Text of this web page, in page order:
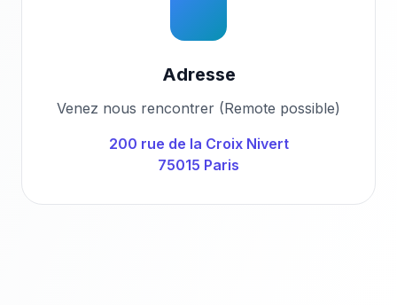
Adresse
Venez nous rencontrer (Remote possible)
200 rue de la Croix Nivert
75015 Paris